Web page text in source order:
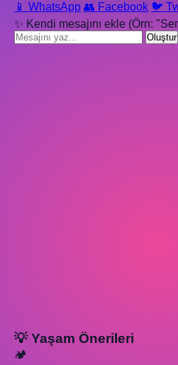
📱 WhatsApp 👥 Facebook 🐦
✨ Kendi mesajını ekle (Örn:
Oluştur
💡 Yaşam Önerileri
🏕️